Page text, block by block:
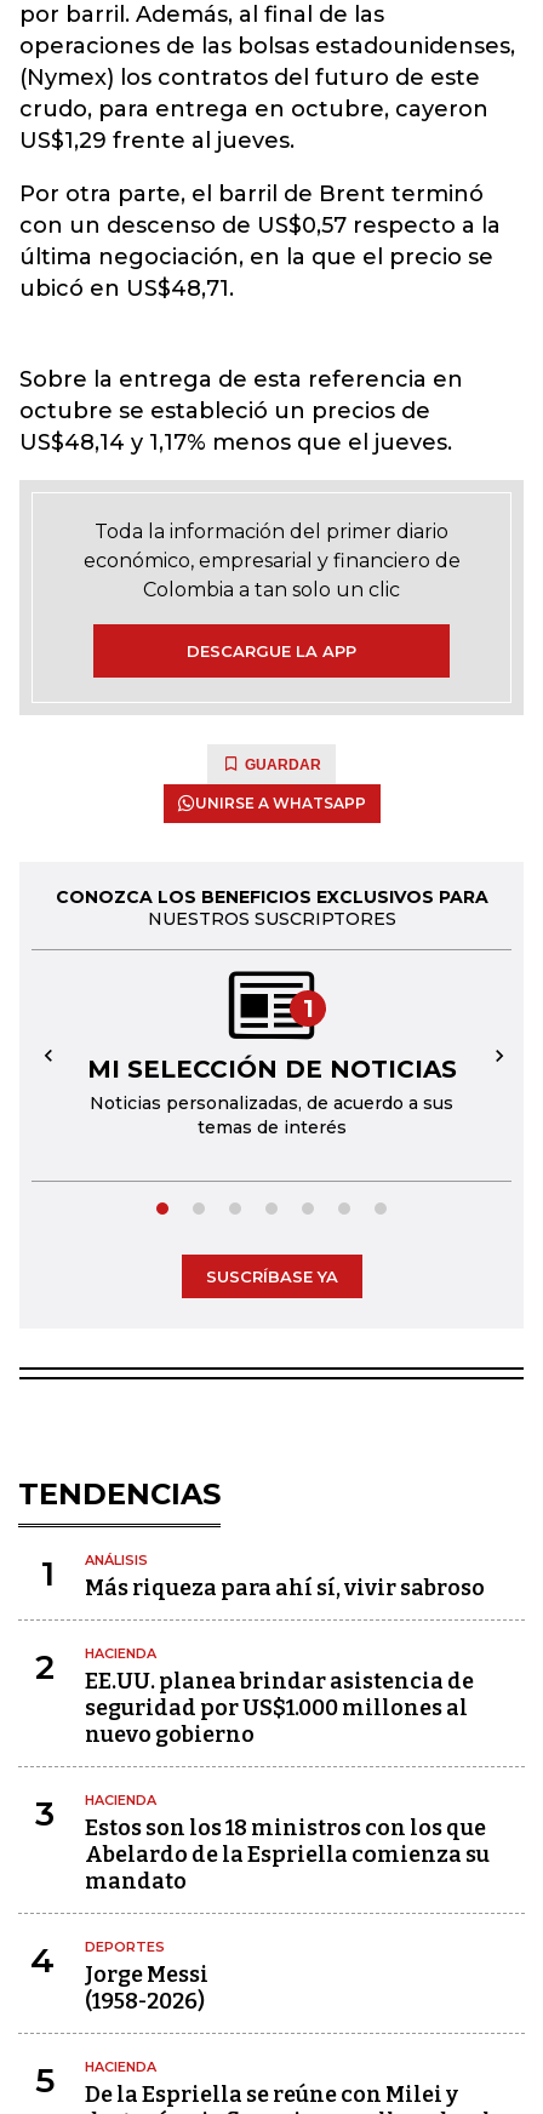
por barril. Además, al final de las
operaciones de las bolsas estadounidenses,
(Nymex) los contratos del futuro de este
crudo, para entrega en octubre, cayeron
US$1,29 frente al jueves.
Por otra parte, el barril de Brent terminó
con un descenso de US$0,57 respecto a la
última negociación, en la que el precio se
ubicó en US$48,71.
Sobre la entrega de esta referencia en
octubre se estableció un precios de
US$48,14 y 1,17% menos que el jueves.
Toda la información del primer diario
económico, empresarial y financiero de
Colombia a tan solo un clic
DESCARGUE LA APP
GUARDAR
UNIRSE A WHATSAPP
CONOZCA LOS BENEFICIOS EXCLUSIVOS PARA
NUESTROS SUSCRIPTORES
1
MI SELECCIÓN DE NOTICIAS
Noticias personalizadas, de acuerdo a sus
temas de interés
← →
SUSCRÍBASE YA
TENDENCIAS
1 ANÁLISIS
Más riqueza para ahí sí, vivir sabroso
2 HACIENDA
EE.UU. planea brindar asistencia de
seguridad por US$1.000 millones al
nuevo gobierno
3 HACIENDA
Estos son los 18 ministros con los que
Abelardo de la Espriella comienza su
mandato
4 DEPORTES
Jorge Messi
(1958-2026)
5 HACIENDA
De la Espriella se reúne con Milei y